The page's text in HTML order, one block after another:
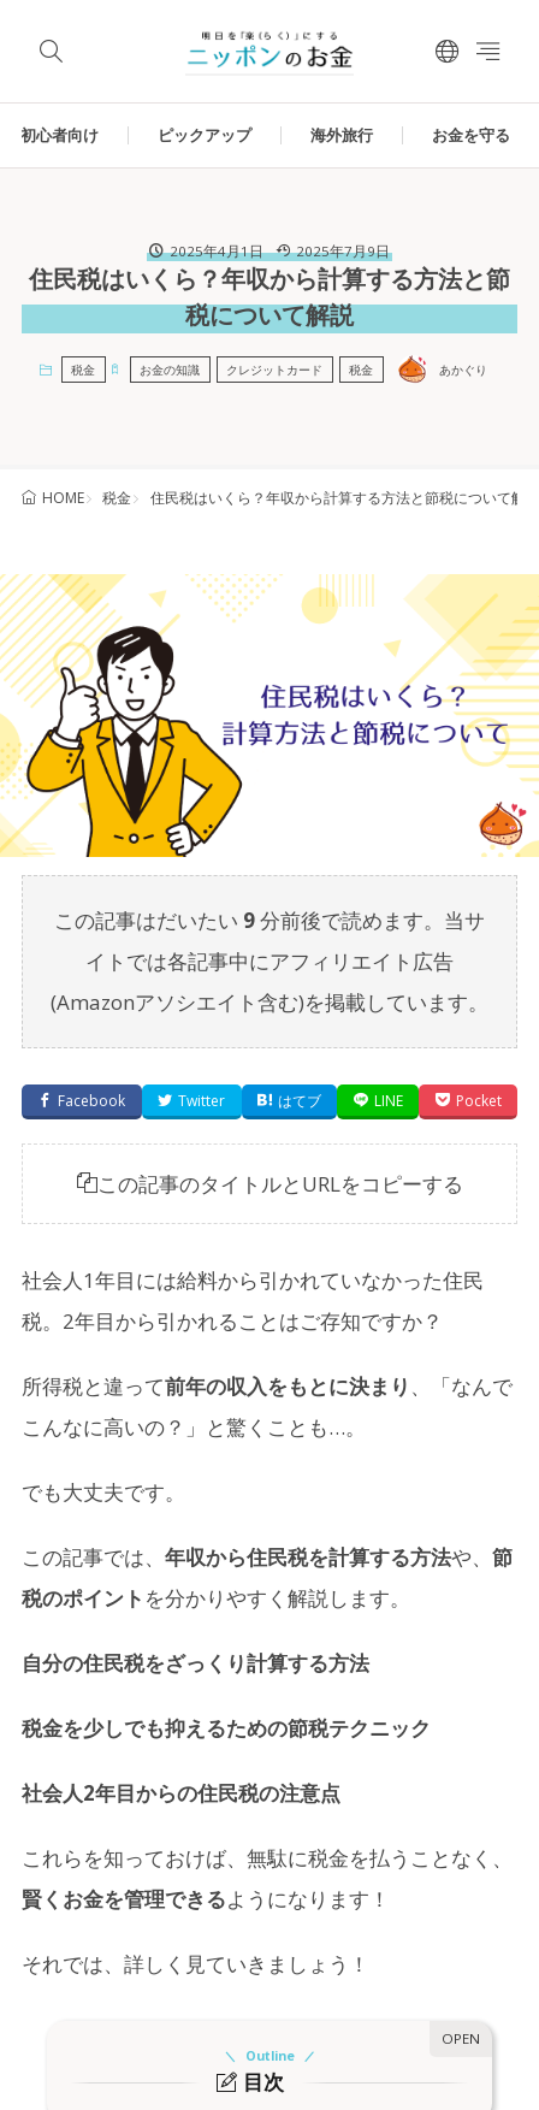
初心者向け ピックアップ 海外旅行 お金を守る
2025年4月1日 2025年7月9日
住民税はいくら？年収から計算する方法と節
税について解説
税金 お金の知識 クレジットカード 税金 あかぐり
HOME 税金 住民税はいくら？年収から計算する方法と節税について解説
この記事はだいたい 9分前後で読めます。当サ
イトでは各記事中にアフィリエイト広告
(Amazonアソシエイト含む)を掲載しています。
Facebook Twitter はてブ LINE Pocket
この記事のタイトルとURLをコピーする
社会人1年目には給料から引かれていなかった住民
税。2年目から引かれることはご存知ですか？
所得税と違って前年の収入をもとに決まり 、「なんで
こんなに高いの？」と驚くことも…。
でも大丈夫です。
この記事では、 年収から住民税を計算する方法や、 節
税のポイント を分かりやすく解説します。
自分の住民税をざっくり計算する方法
税金を少しでも抑えるための節税テクニック
社会人2年目からの住民税の注意点
これらを知っておけば、無駄に税金を払うことなく、
賢くお金を管理できるようになります！
それでは、詳しく見ていきましょう！
目次
Outline